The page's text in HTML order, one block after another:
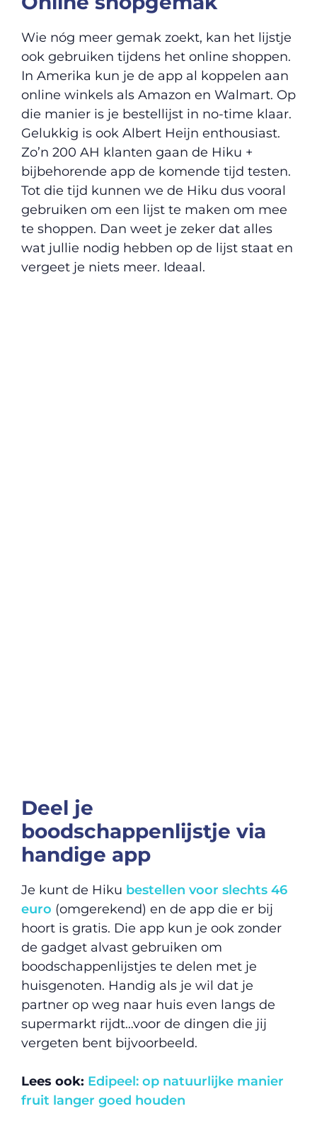
Wie nóg meer gemak zoekt, kan het lijstje
ook gebruiken tijdens het online shoppen.
In Amerika kun je de app al koppelen aan
online winkels als Amazon en Walmart. Op
die manier is je bestellijst in no-time klaar.
Gelukkig is ook Albert Heijn enthousiast.
Zo’n 200 AH klanten gaan de Hiku +
bijbehorende app de komende tijd testen.
Tot die tijd kunnen we de Hiku dus vooral
gebruiken om een lijst te maken om mee
te shoppen. Dan weet je zeker dat alles
wat jullie nodig hebben op de lijst staat en
vergeet je niets meer. Ideaal.
Deel je
boodschappenlijstje via
handige app
Je kunt de Hiku bestellen voor slechts 46
euro (omgerekend) en de app die er bij
hoort is gratis. Die app kun je ook zonder
de gadget alvast gebruiken om
boodschappenlijstjes te delen met je
huisgenoten. Handig als je wil dat je
partner op weg naar huis even langs de
supermarkt rijdt…voor de dingen die jij
vergeten bent bijvoorbeeld.
Lees ook: Edipeel: op natuurlijke manier
fruit langer goed houden